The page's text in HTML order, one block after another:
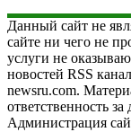
Данный сайт не
сайте ни чего не
услуги не
новостей RSS
newsru.com.
ответственность
Администрация